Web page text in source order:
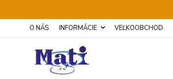
O NÁS INFORMÁCIE VEĽKOOBCHOD